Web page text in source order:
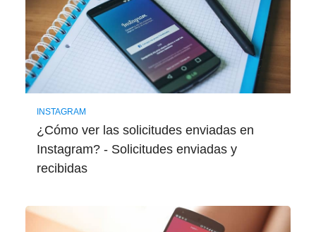
INSTAGRAM
¿Cómo ver las solicitudes enviadas en
Instagram? - Solicitudes enviadas y
recibidas